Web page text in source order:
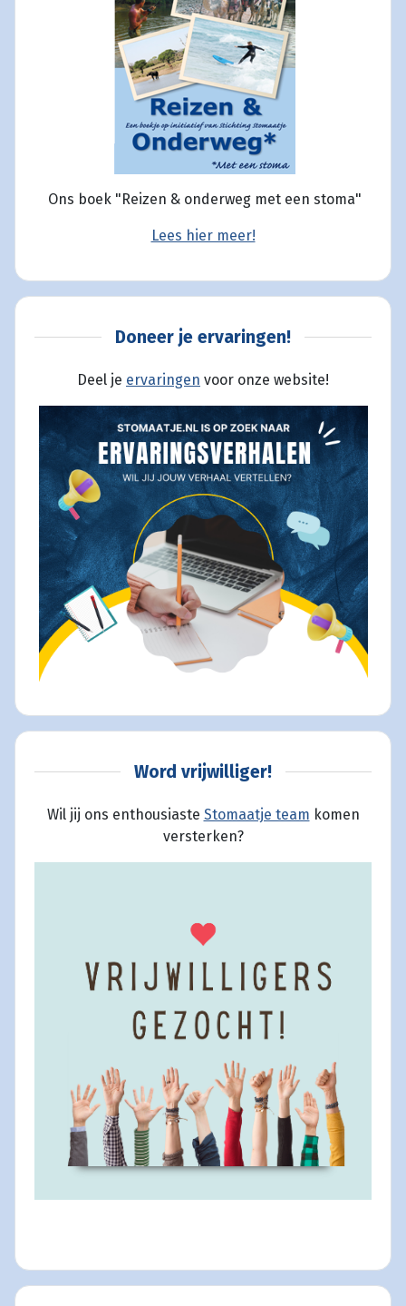
Ons boek "Reizen & onderweg met een stoma"
Lees hier meer!
Doneer je ervaringen!
Deel je ervaringen voor onze website!
Word vrijwilliger!
Wil jij ons enthousiaste Stomaatje team komen
versterken?